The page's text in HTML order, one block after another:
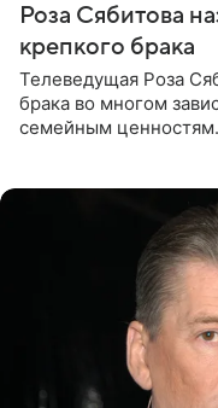
Роза Сябитова
крепкого брака
Телеведущая Роза
брака во многом
семейным